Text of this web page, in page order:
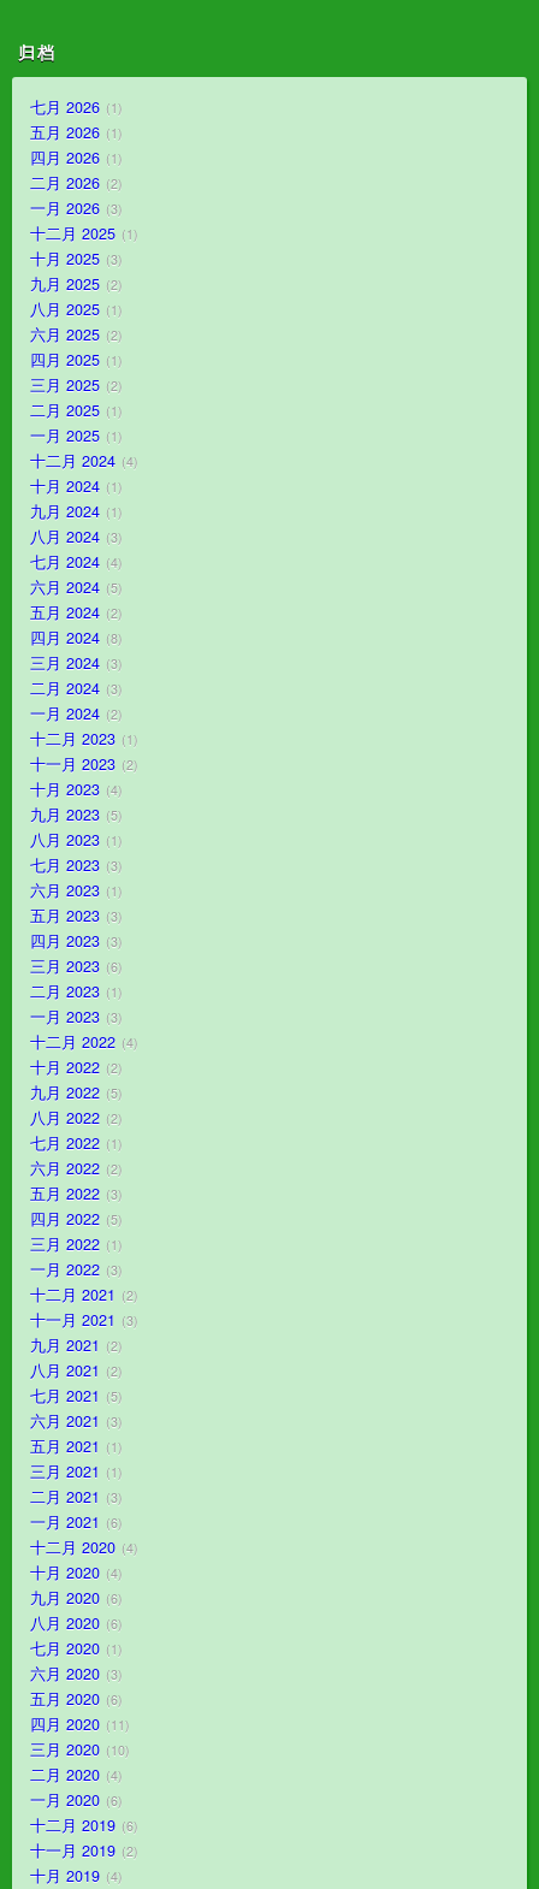
归档
七月 2026 1
五月 2026 1
四月 2026 1
二月 2026 2
一月 2026 3
十二月 2025 1
十月 2025 3
九月 2025 2
八月 2025 1
六月 2025 2
四月 2025 1
三月 2025 2
二月 2025 1
一月 2025 1
十二月 2024 4
十月 2024 1
九月 2024 1
八月 2024 3
七月 2024 4
六月 2024 5
五月 2024 2
四月 2024 8
三月 2024 3
二月 2024 3
一月 2024 2
十二月 2023 1
十一月 2023 2
十月 2023 4
九月 2023 5
八月 2023 1
七月 2023 3
六月 2023 1
五月 2023 3
四月 2023 3
三月 2023 6
二月 2023 1
一月 2023 3
十二月 2022 4
十月 2022 2
九月 2022 5
八月 2022 2
七月 2022 1
六月 2022 2
五月 2022 3
四月 2022 5
三月 2022 1
一月 2022 3
十二月 2021 2
十一月 2021 3
九月 2021 2
八月 2021 2
七月 2021 5
六月 2021 3
五月 2021 1
三月 2021 1
二月 2021 3
一月 2021 6
十二月 2020 4
十月 2020 4
九月 2020 6
八月 2020 6
七月 2020 1
六月 2020 3
五月 2020 6
四月 2020 11
三月 2020 10
二月 2020 4
一月 2020 6
十二月 2019 6
十一月 2019 2
十月 2019 4